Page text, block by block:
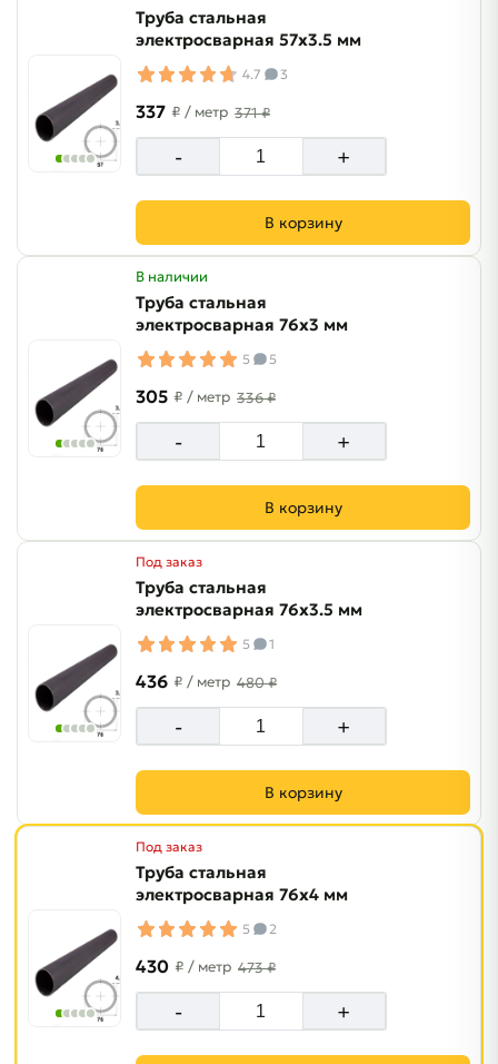
Труба стальная
электросварная 57х3.5 мм
4.7 3
337 ₽ / метр 371 ₽
- +
В корзину
В наличии
Труба стальная
электросварная 76х3 мм
5 5
305 ₽ / метр 336 ₽
- +
В корзину
Под заказ
Труба стальная
электросварная 76х3.5 мм
5 1
436 ₽ / метр 480 ₽
- +
В корзину
Под заказ
Труба стальная
электросварная 76х4 мм
5 2
430 ₽ / метр 473 ₽
- +